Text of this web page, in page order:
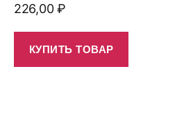
226,00₽
КУПИТЬ ТОВАР